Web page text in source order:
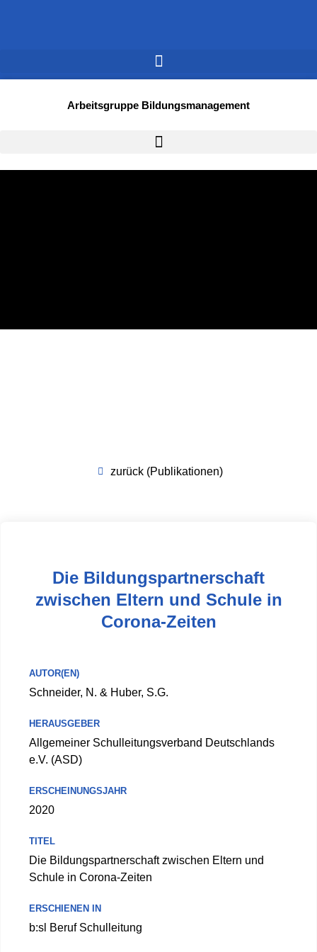
Arbeitsgruppe Bildungsmanagement
zurück (Publikationen)
Die Bildungspartnerschaft
zwischen Eltern und Schule in
Corona-Zeiten
AUTOR(EN)
Schneider, N. & Huber, S.G.
HERAUSGEBER
Allgemeiner Schulleitungsverband Deutschlands
e.V. (ASD)
ERSCHEINUNGSJAHR
2020
TITEL
Die Bildungspartnerschaft zwischen Eltern und
Schule in Corona-Zeiten
ERSCHIENEN IN
b:sl Beruf Schulleitung